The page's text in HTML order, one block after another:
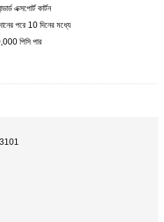
এক্সপোর্ট কার্টন
পরে 10 দিনের মধ্যে
পিসি পার